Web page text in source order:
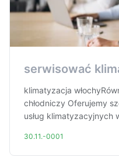
serwisować
klimatyzacja
chłodniczy Oferujemy
usług klimatyzacyjnych
30.11.-0001